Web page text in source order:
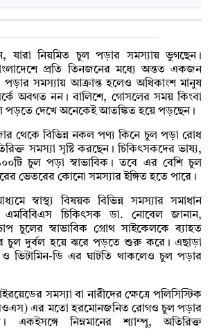
যারা নিয়মিত চুল পড়ার সমস্যায় ভুগছেন।
প্রতি তিনজনের মধ্যে অন্তত একজন
পড়ার সমস্যায় আক্রান্ত হলেও অধিকাংশ মানুষ
অবগত নন। বালিশে, গোসলের সময় কিংবা
পড়তে দেখে অনেকেই আতঙ্কিত হয়ে পড়ছেন।
থেকে বিভিন্ন নকল পণ্য কিনে চুল পড়া রোধ
সমস্যা সৃষ্টি করছেন। চিকিৎসকদের ভাষ্য,
চুল পড়া স্বাভাবিক। তবে এর বেশি চুল
ভেতরের কোনো সমস্যার ইঙ্গিত হতে পারে।
স্বাস্থ্য বিষয়ক বিভিন্ন সমস্যার সমাধান
চিকিৎসক ডা. নোবেল জানান,
চাপ চুলের স্বাভাবিক গ্রোথ সাইকেলকে ব্যাহত
চুল দুর্বল হয়ে ঝরে পড়তে শুরু করে। এছাড়া
ভিটামিন-ডি এর ঘাটতি থাকলেও চুল পড়ার
সমস্যা বা নারীদের ক্ষেত্রে পলিসিস্টিক
এর মতো হরমোনজনিত রোগও চুল পড়ার
নিম্নমানের শ্যাম্পু, অতিরিক্ত